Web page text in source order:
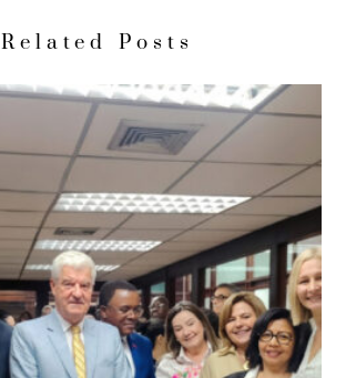
Related Posts